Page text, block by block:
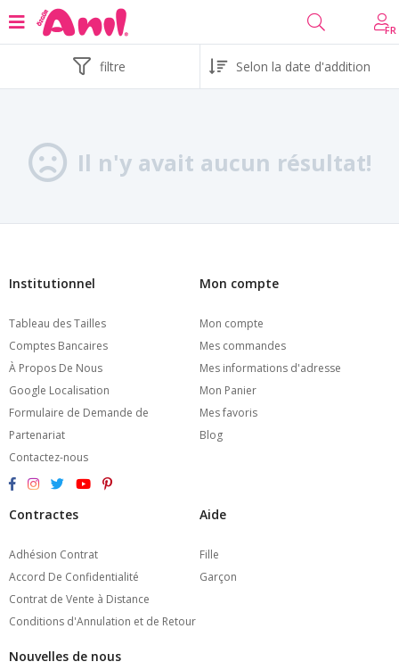
FR
filtre
Il n'y avait aucun résultat!
Institutionnel
Tableau des Tailles
Comptes Bancaires
À Propos De Nous
Google Localisation
Formulaire de Demande de
Partenariat
Contactez-nous
Mon compte
Mon compte
Mes commandes
Mes informations d'adresse
Mon Panier
Mes favoris
Blog
Contractes
Adhésion Contrat
Accord De Confidentialité
Contrat de Vente à Distance
Conditions d'Annulation et de Retour
Aide
Fille
Garçon
Nouvelles de nous